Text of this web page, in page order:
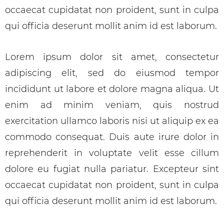
occaecat cupidatat non proident, sunt in culpa
qui officia deserunt mollit anim id est laborum.
Lorem ipsum dolor sit amet, consectetur
adipiscing elit, sed do eiusmod tempor
incididunt ut labore et dolore magna aliqua. Ut
enim ad minim veniam, quis nostrud
exercitation ullamco laboris nisi ut aliquip ex ea
commodo consequat. Duis aute irure dolor in
reprehenderit in voluptate velit esse cillum
dolore eu fugiat nulla pariatur. Excepteur sint
occaecat cupidatat non proident, sunt in culpa
qui officia deserunt mollit anim id est laborum.